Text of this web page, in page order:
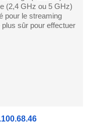
(2,4 GHz ou 5 GHz)
pour le streaming
sûr pour effectuer